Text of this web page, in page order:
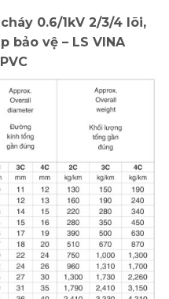
0.6/1kV 2/3/4 lõi,
bảo vệ – LS VINA